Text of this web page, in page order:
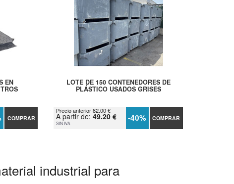
EN
COMPRAR
LOTE DE 150 CONTENEDORES DE
PLÁSTICO USADOS GRISES
Precio anterior 82.00 €
A partir de:49.20 €
SIN IVA -40% COMPRAR
industrial para